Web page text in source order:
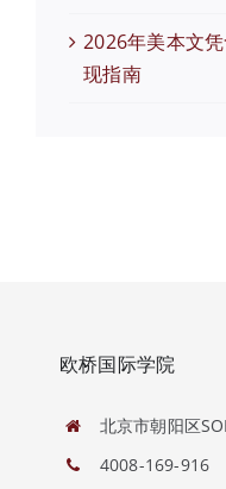
2026年美本文
现指南
欧桥国际学院
北京市朝阳区
4008-169-916